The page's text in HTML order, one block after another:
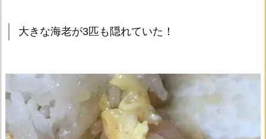
大きな海老が3匹も隠れていた！